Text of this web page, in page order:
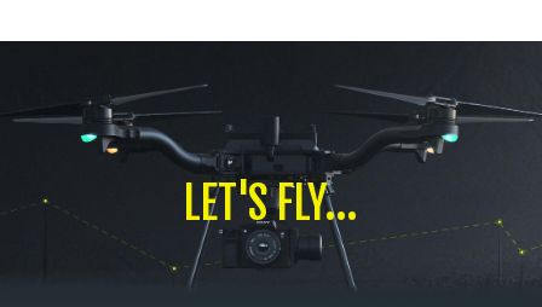
LET'S FLY...